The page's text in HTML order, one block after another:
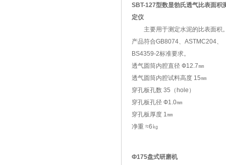
SBT-127型数显勃氏透气比表面积
定仪
主要用于测定水泥的比表面积
产品符合GB8074、ASTMC204、
BS4359-2标准要求。
透气圆筒内腔直径 Ф12.7㎜
透气圆筒内腔试料高度 15㎜
穿孔板孔数 35（hole）
穿孔板孔径 Ф1.0㎜
穿孔板厚度 1㎜
净重 ≈6㎏
Ф175盘式研磨机